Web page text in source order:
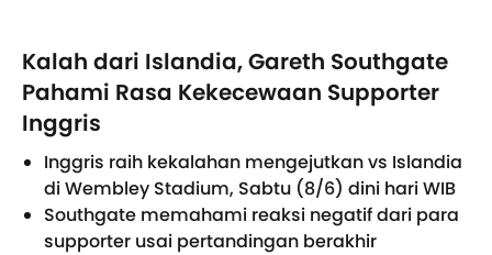
Kalah dari Islandia, Gareth Southgate
Pahami Rasa Kekecewaan Supporter
Inggris
Inggris raih kekalahan mengejutkan vs Islandia
di Wembley Stadium, Sabtu (8/6) dini hari WIB
Southgate memahami reaksi negatif dari para
supporter usai pertandingan berakhir